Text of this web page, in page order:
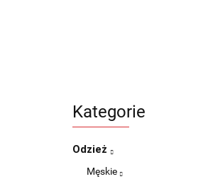
Kategorie
Odzież
Męskie